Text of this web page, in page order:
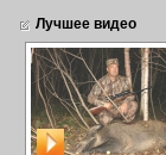
Лучшее видео